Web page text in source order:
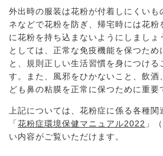
外出時の服装は花粉が付着しにくいも
ネなどで花粉を防ぎ、帰宅時には花粉
に花粉を持ち込まないようにしましょ
としては、正常な免疫機能を保つため
と、規則正しい生活習慣を身につける
す。また、風邪をひかないこと、飲酒
ども鼻の粘膜を正常に保つために重要
上記については、花粉症に係る各種関
「花粉症環境保健マニュアル2022 」
い内容がご覧いただけます。